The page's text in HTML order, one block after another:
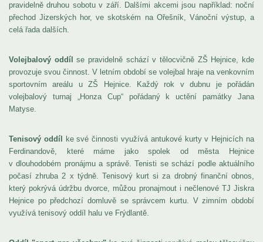
pravidelně druhou sobotu v září. Dalšími akcemi jsou například: noční
přechod Jizerských hor, ve skotském na Ořešník, Vánoční výstup, a
celá řada dalších.
Volejbalový oddíl
se pravidelně schází v tělocvičně ZŠ Hejnice, kde
provozuje svou činnost. V letním období se volejbal hraje na venkovním
sportovním areálu u ZŠ Hejnice. Každý rok v dubnu je pořádán
volejbalový turnaj „Honza Cup“ pořádaný k uctění památky Jana
Matyse.
Tenisový oddíl
ke své činnosti využívá antukové kurty v Hejnicích na
Ferdinandově, které máme jako spolek od města Hejnice
v dlouhodobém pronájmu a správě. Tenisti se schází podle aktuálního
počasí zhruba 2 x týdně. Tenisový kurt si za drobný finanční obnos,
který pokrývá údržbu dvorce, můžou pronajmout i nečlenové TJ Jiskra
Hejnice po předchozí domluvě se správcem kurtu. V zimním období
využívá tenisový oddíl halu ve Frýdlantě.